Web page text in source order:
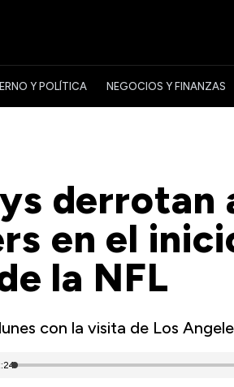
Y POLÍTICA NEGOCIOS Y FINANZAS
derrotan
en el
la NFL
con la visita de Los